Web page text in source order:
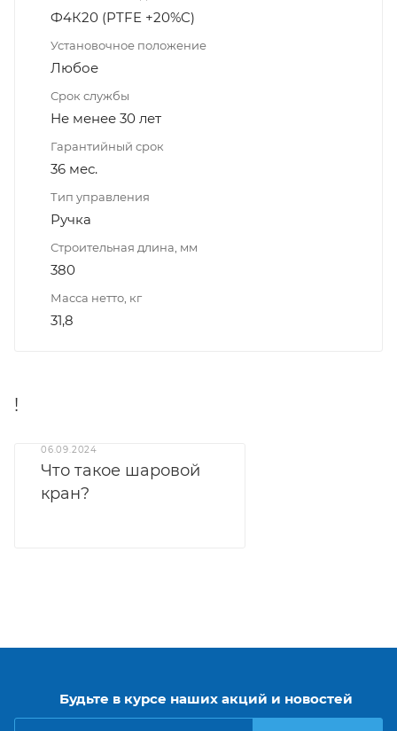
Ф4К20 (PTFE +20%C)
Установочное положение
Любое
Срок службы
Не менее 30 лет
Гарантийный срок
36 мес.
Тип управления
Ручка
Строительная длина, мм
380
Масса нетто, кг
31,8
!
06.09.2024
Что такое шаровой
кран?
Будьте в курсе наших акций и новостей